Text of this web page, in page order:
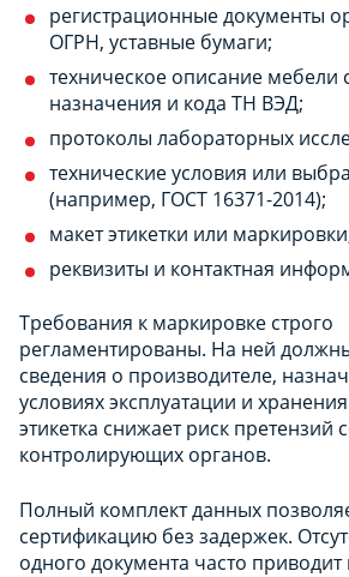
регистрационные документы
ОГРН, уставные бумаги;
техническое описание мебели
назначения и кода ТН ВЭД;
протоколы лабораторных
технические условия или
(например, ГОСТ 16371-2014);
макет этикетки или
реквизиты и контактная
Требования к маркировке строго
регламентированы. На ней
сведения о производителе,
условиях эксплуатации и
этикетка снижает риск претензий
контролирующих органов.
Полный комплект данных
сертификацию без задержек.
одного документа часто приводит